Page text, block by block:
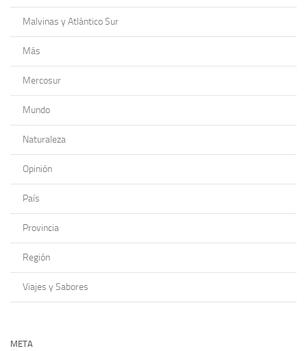
Malvinas y Atlántico Sur
Más
Mercosur
Mundo
Naturaleza
Opinión
País
Provincia
Región
Viajes y Sabores
META